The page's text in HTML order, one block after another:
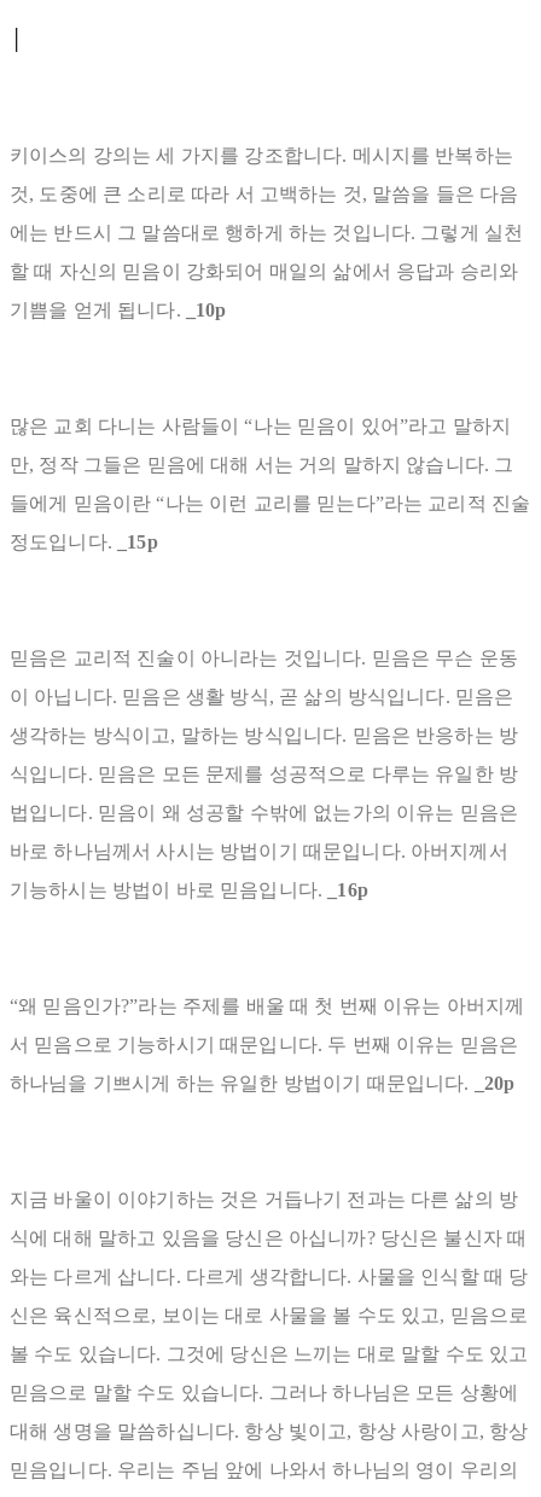
키이스의 강의는 세 가지를 강조합니다. 메시지를 반복하는
것, 도중에 큰 소리로 따라 서 고백하는 것, 말씀을 들은 다음
에는 반드시 그 말씀대로 행하게 하는 것입니다. 그렇게 실천
할 때 자신의 믿음이 강화되어 매일의 삶에서 응답과 승리와
기쁨을 얻게 됩니다.
_10p
많은 교회 다니는 사람들이 “나는 믿음이 있어”라고 말하지
만, 정작 그들은 믿음에 대해 서는 거의 말하지 않습니다. 그
들에게 믿음이란 “나는 이런 교리를 믿는다”라는 교리적 진술
정도입니다.
_15p
믿음은 교리적 진술이 아니라는 것입니다. 믿음은 무슨 운동
이 아닙니다. 믿음은 생활 방식, 곧 삶의 방식입니다. 믿음은
생각하는 방식이고, 말하는 방식입니다. 믿음은 반응하는 방
식입니다. 믿음은 모든 문제를 성공적으로 다루는 유일한 방
법입니다. 믿음이 왜 성공할 수밖에 없는가의 이유는 믿음은
바로 하나님께서 사시는 방법이기 때문입니다. 아버지께서
기능하시는 방법이 바로 믿음입니다.
_16p
“왜 믿음인가?”라는 주제를 배울 때 첫 번째 이유는 아버지께
서 믿음으로 기능하시기 때문입니다. 두 번째 이유는 믿음은
하나님을 기쁘시게 하는 유일한 방법이기 때문입니다.
_20p
지금 바울이 이야기하는 것은 거듭나기 전과는 다른 삶의 방
식에 대해 말하고 있음을 당신은 아십니까? 당신은 불신자 때
와는 다르게 삽니다. 다르게 생각합니다. 사물을 인식할 때 당
신은 육신적으로, 보이는 대로 사물을 볼 수도 있고, 믿음으로
볼 수도 있습니다. 그것에 당신은 느끼는 대로 말할 수도 있고
믿음으로 말할 수도 있습니다. 그러나 하나님은 모든 상황에
대해 생명을 말씀하십니다. 항상 빛이고, 항상 사랑이고, 항상
믿음입니다. 우리는 주님 앞에 나와서 하나님의 영이 우리의